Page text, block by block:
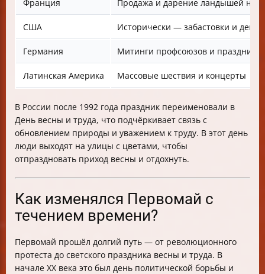
Франция Продажа и дарение ландышей на
США Исторически — забастовки и
Германия Митинги профсоюзов и
Латинская Америка Массовые шествия и концерты
В России после 1992 года праздник переименовали в
День весны и труда, что подчёркивает связь с
обновлением природы и уважением к труду. В этот день
люди выходят на улицы с цветами, чтобы
отпраздновать приход весны и отдохнуть.
Как изменялся Первомай с
течением времени?
Первомай прошёл долгий путь — от революционного
протеста до светского праздника весны и труда. В
начале XX века это был день политической борьбы и